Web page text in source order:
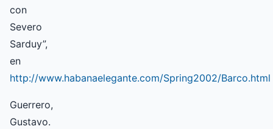
con
Severo
Sarduy”,
en
http://www.habanaelegante.com/Spring2002/Barco.html
Guerrero,
Gustavo.